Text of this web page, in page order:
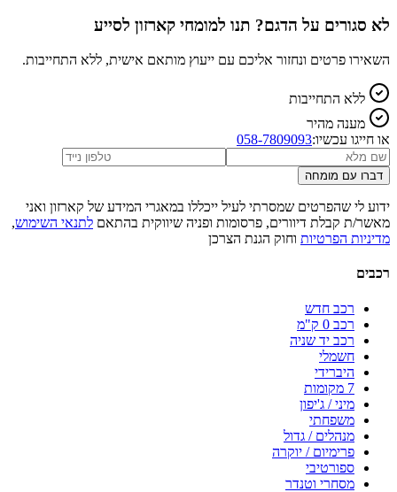
לא סגורים על הדגם? תנו למומחי קארזון לסייע
השאירו פרטים ונחזור אליכם עם ייעוץ מותאם אישית, ללא התחייבות.
ללא התחייבות
מענה מהיר
או חייגו עכשיו:058-7809093
דברו עם מומחה
ידוע לי שהפרטים שמסרתי לעיל ייכללו במאגרי המידע של קארזון ואני
מאשר/ת קבלת דיוורים, פרסומות ופניה שיווקית בהתאם לתנאי השימוש,
מדיניות הפרטיות וחוק הגנת הצרכן
רכבים
רכב חדש
רכב 0 ק"מ
רכב יד שניה
חשמלי
היברידי
7 מקומות
מיני / ג'יפון
משפחתי
מנהלים / גדול
פרימיום / יוקרה
ספורטיבי
מסחרי וטנדר